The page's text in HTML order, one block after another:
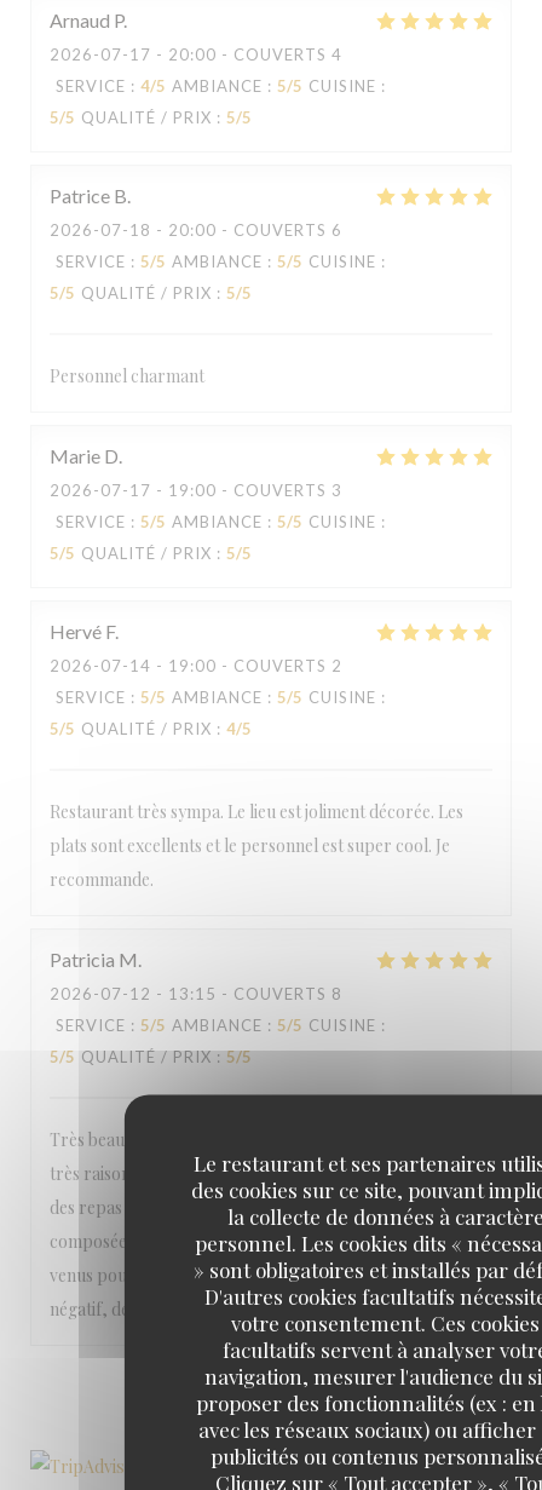
Le restaurant et ses partenaires
des cookies sur ce site, pouvant
la collecte de données à
personnel. Les cookies dits «
» sont obligatoires et installés par
D'autres cookies facultatifs
votre consentement. Ces cookies
facultatifs servent à analyser
navigation, mesurer l'audience du
proposer des fonctionnalités (ex : en
avec les réseaux sociaux) ou afficher
publicités ou contenus
Cliquez sur « Tout accepter », «
Arnaud P
2026-07-17 - 20:00 - COUVERTS 4
SERVICE : 4/5 AMBIANCE : 5/5 CUISINE :
5/5 QUALITÉ / PRIX : 5/5
Patrice B
2026-07-18 - 20:00 - COUVERTS 6
SERVICE : 5/5 AMBIANCE : 5/5 CUISINE :
5/5 QUALITÉ / PRIX : 5/5
Personnel charmant
Marie D
2026-07-17 - 19:00 - COUVERTS 3
SERVICE : 5/5 AMBIANCE : 5/5 CUISINE :
5/5 QUALITÉ / PRIX : 5/5
Hervé F
2026-07-14 - 19:00 - COUVERTS 2
SERVICE : 5/5 AMBIANCE : 5/5 CUISINE :
5/5 QUALITÉ / PRIX : 4/5
Restaurant très sympa. Le lieu est joliment décorée. Les
plats sont excellents et le personnel est super cool. Je
recommande.
Patricia M
2026-07-12 - 13:15 - COUVERTS 8
SERVICE : 5/5 AMBIANCE : 5/5 CUISINE :
5/5 QUALITÉ / PRIX: 5/5
Très beau cadre pour manger un très bon repas à des prix
très raisonnable compte tenu de la qualité et de la quantité
des repas dans l'assiette que ce soit plat de viande, salade
composée, cocktail, dessert, service, ..... Nous sommes
venus pour la 1ère fois avec des amis et je n'ai Rien à dire de
négatif, désolée pour vous ! On reviendra très vite !
1 2 3